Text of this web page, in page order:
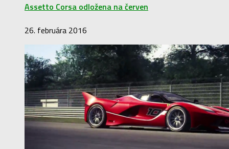
Assetto Corsa odložena na červen
26. februára 2016